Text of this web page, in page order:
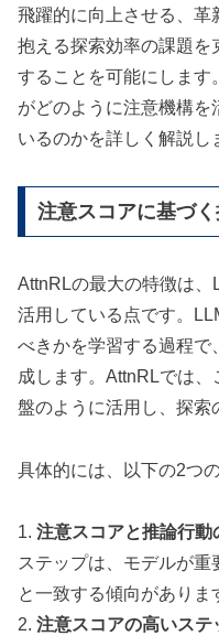
飛躍的に向上させる、革
抱える探索効率の課題を
することを可能にします
がどのように注意機構を
いるのかを詳しく解説し
注意スコアに基づ
AttnRLの最大の特徴は、
活用している点です。
べきかを学習する過程で
成します。AttnRLでは
盤のように活用し、探索
具体的には、以下の2つ
1. 注意スコアと推論行動
ステップは、モデルが
と一致する傾向がありま
2. 注意スコアの高いステ